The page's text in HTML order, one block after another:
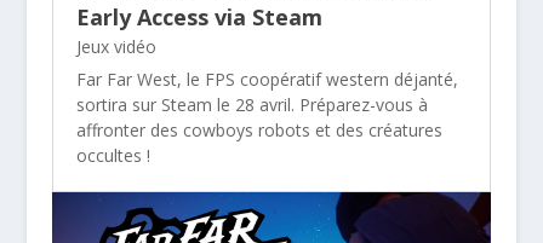
Early Access via Steam
Jeux vidéo
Far Far West, le FPS coopératif western déjanté,
sortira sur Steam le 28 avril. Préparez-vous à
affronter des cowboys robots et des créatures
occultes !